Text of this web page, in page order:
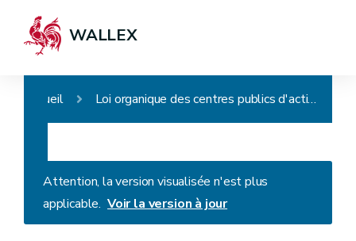
WALLEX
Accueil Loi organique des centres publics d'action sociale (CPAS)
Attention, la version visualisée n'est plus
applicable. Voir la version à jour